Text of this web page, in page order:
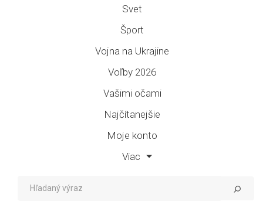
Svet
Šport
Vojna na Ukrajine
Voľby 2026
Vašimi očami
Najčítanejšie
Moje konto
Viac